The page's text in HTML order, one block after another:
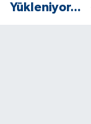
Yükleniyor...